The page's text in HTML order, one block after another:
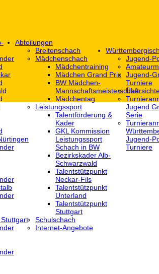
Abteilungen
Breitenschach
Mädchenschach
Mädchentraining
Mädchen Grand Prix
BW Mädchen-
Mannschaftsmeisterschaft
Mädchentag
Leistungssport
Talentförderung &
Kader
GKL Kommission
Leistungssport
Schach in BW
Bezirkskader Alb-
Schwarzwald
Talentstützpunkt
Neckar-Fils
Talentstützpunkt
Unterland
Talentstützpunkt
Stuttgart
Schulschach
Internet-Angebote
Jugend-
Jugend-
Turniere
Jugend
Serie
Jugend-
Turniere